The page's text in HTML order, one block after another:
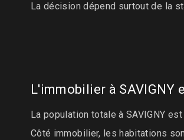
La décision dépend surtout de la
L'immobilier à SAVIGNY
La population totale à SAVIGNY
Côté immobilier, les habitations